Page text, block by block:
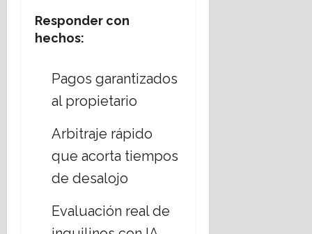
Responder con
hechos:
Pagos garantizados
al propietario
Arbitraje rápido
que acorta tiempos
de desalojo
Evaluación real de